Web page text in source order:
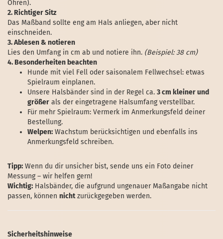
Ohren).
2. Richtiger Sitz
Das Maßband sollte eng am Hals anliegen, aber nicht
einschneiden.
3. Ablesen & notieren
Lies den Umfang in cm ab und notiere ihn. (Beispiel: 38 cm)
4. Besonderheiten beachten
Hunde mit viel Fell oder saisonalem Fellwechsel: etwas
Spielraum einplanen.
Unsere Halsbänder sind in der Regel ca. 3 cm kleiner und
größer als der eingetragene Halsumfang verstellbar.
Für mehr Spielraum: Vermerk im Anmerkungsfeld deiner
Bestellung.
Welpen: Wachstum berücksichtigen und ebenfalls ins
Anmerkungsfeld schreiben.
Tipp: Wenn du dir unsicher bist, sende uns ein Foto deiner
Messung – wir helfen gern!
Wichtig: Halsbänder, die aufgrund ungenauer Maßangabe nicht
passen, können nichtzurückgegeben werden.
Sicherheitshinweise